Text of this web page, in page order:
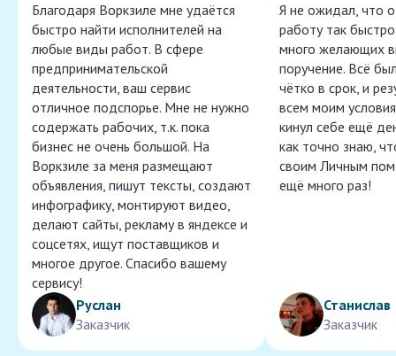
Благодаря Воркзиле мне удаётся
быстро найти исполнителей на
любые виды работ. В сфере
предпринимательской
деятельности, ваш сервис
отличное подспорье. Мне не нужно
содержать рабочих, т.к. пока
бизнес не очень большой. На
Воркзиле за меня размещают
объявления, пишут тексты, создают
инфографику, монтируют видео,
делают сайты, рекламу в яндексе и
соцсетях, ищут поставщиков и
многое другое. Спасибо вашему
сервису!
Руслан
Заказчик
Я не ожидал, что
работу так
много желающих
поручение. Всё
чётко в срок, и
всем моим
кинул себе ещё
как точно знаю,
своим Личным
ещё много раз!
Станислав
Заказчик